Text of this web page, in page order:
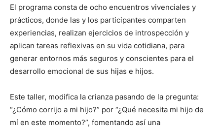
El programa consta de ocho encuentros vivenciales y
prácticos, donde las y los participantes comparten
experiencias, realizan ejercicios de introspección y
aplican tareas reflexivas en su vida cotidiana, para
generar entornos más seguros y conscientes para el
desarrollo emocional de sus hijas e hijos.
Este taller, modifica la crianza pasando de la pregunta:
“¿Cómo corrijo a mi hijo?” por “¿Qué necesita mi hijo de
mí en este momento?”, fomentando así una